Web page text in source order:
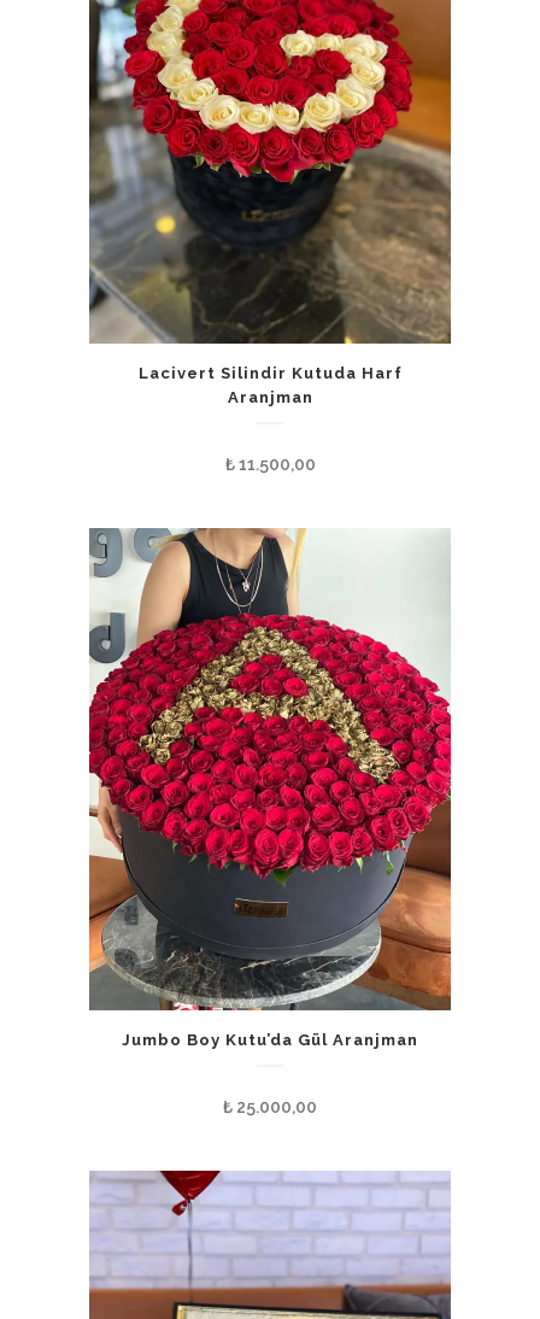
Lacivert Silindir Kutuda Harf
Aranjman
₺11.500,00
Jumbo Boy Kutu’da Gül Aranjman
₺ 25.000,00